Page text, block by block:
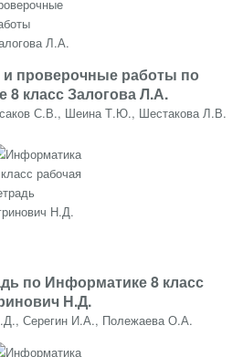
и проверочные работы по
8 класс Залогова Л.А.
С.В., Шеина Т.Ю., Шестакова Л.В.
по Информатике 8 класс
Н.Д.
Серегин И.А., Полежаева О.А.